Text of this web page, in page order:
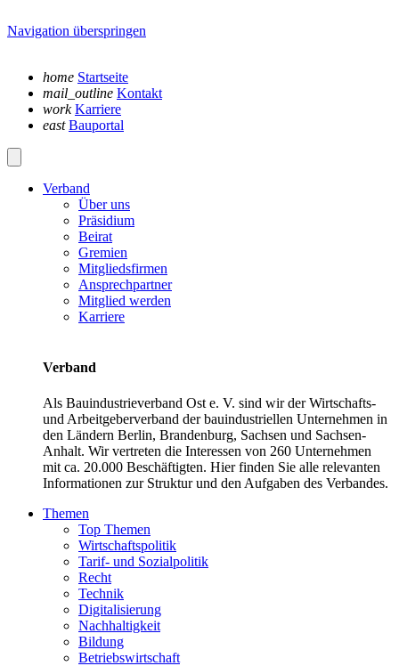
Navigation überspringen
home Startseite
mail_outline Kontakt
work Karriere
east Bauportal
Verband
Über uns
Präsidium
Beirat
Gremien
Mitgliedsfirmen
Ansprechpartner
Mitglied werden
Karriere
Verband
Als Bauindustrieverband Ost e. V. sind wir der Wirtschafts-
und Arbeitgeberverband der bauindustriellen Unternehmen in
den Ländern Berlin, Brandenburg, Sachsen und Sachsen-
Anhalt. Wir vertreten die Interessen von 260 Unternehmen
mit ca. 20.000 Beschäftigten. Hier finden Sie alle relevanten
Informationen zur Struktur und den Aufgaben des Verbandes.
Themen
Top Themen
Wirtschaftspolitik
Tarif- und Sozialpolitik
Recht
Technik
Digitalisierung
Nachhaltigkeit
Bildung
Betriebswirtschaft